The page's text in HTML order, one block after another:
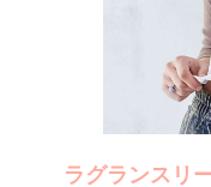
ラグランスリ